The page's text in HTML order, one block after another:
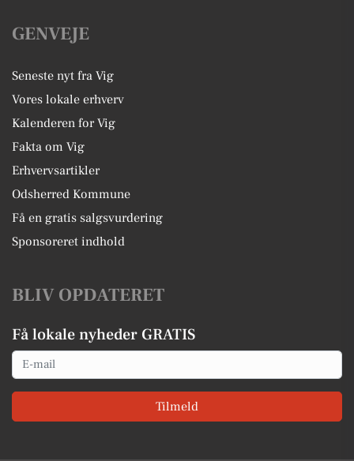
GENVEJE
Seneste nyt fra Vig
Vores lokale erhverv
Kalenderen for Vig
Fakta om Vig
Erhvervsartikler
Odsherred Kommune
Få en gratis salgsvurdering
Sponsoreret indhold
BLIV OPDATERET
Få lokale nyheder GRATIS
Email
Tilmeld